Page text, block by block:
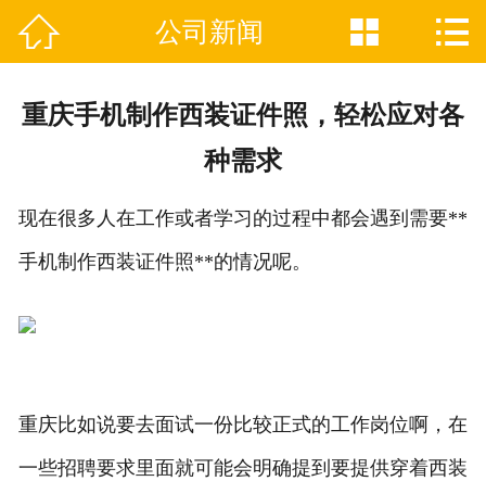
网站首页
 公司新闻  
重庆手机制作西装证件照，轻松应对各
种需求
现在很多人在工作或者学习的过程中都会遇到需要**
手机制作西装证件照**的情况呢。
重庆比如说要去面试一份比较正式的工作岗位啊，在
一些招聘要求里面就可能会明确提到要提供穿着西装